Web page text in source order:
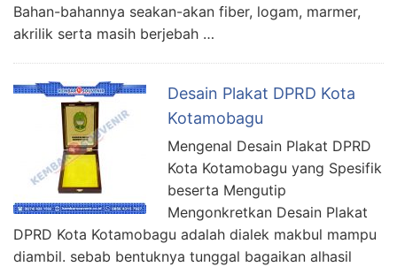
Bahan-bahannya seakan-akan fiber, logam, marmer,
akrilik serta masih berjebah …
Desain Plakat DPRD Kota
Kotamobagu
Mengenal Desain Plakat DPRD
Kota Kotamobagu yang Spesifik
beserta Mengutip
Mengonkretkan Desain Plakat
DPRD Kota Kotamobagu adalah dialek makbul mampu
diambil. sebab bentuknya tunggal bagaikan alhasil